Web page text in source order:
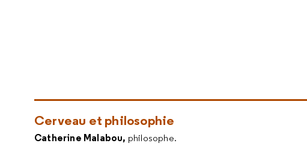
Cerveau et philosophie
Catherine Malabou, philosophe.